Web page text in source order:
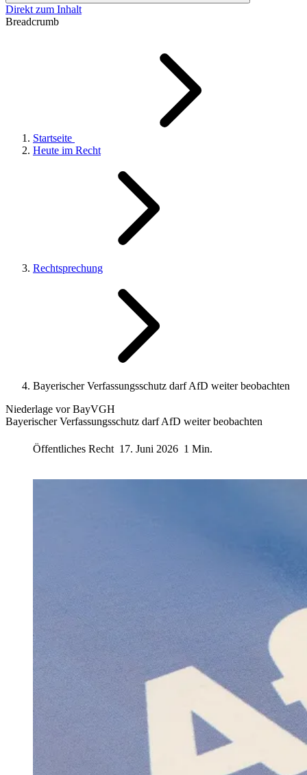
Direkt zum Inhalt
Breadcrumb
Startseite
Heute im Recht
Rechtsprechung
Bayerischer Verfassungsschutz darf AfD weiter beobachten
Niederlage vor BayVGH
Bayerischer Verfassungsschutz darf AfD weiter beobachten
Öffentliches Recht 17. Juni 2026 1 Min.